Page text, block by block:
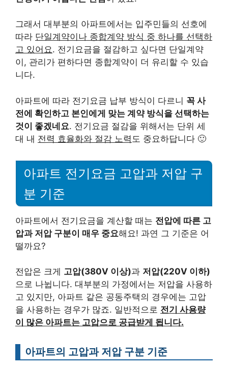
그래서 대부분의 아파트에서는 입주민들의 선호에
따라 단일계약이나 종합계약 방식 중 하나를 선택하
고 있어요. 전기요금을 절감하고 싶다면 단일계약
이, 관리가 편하다면 종합계약이 더 유리할 수 있습
니다.
아파트에 따라 전기요금 납부 방식이 다르니 꼭 사
전에 확인하고 본인에게 맞는 계약 방식을 선택하는
것이 좋겠네요. 전기요금 절감을 위해서는 단위 세
대 내 전력 효율화와 절감 노력 도 중요하답니다 🙂
아파트 전기요금 고압과 저압 구
분 기준
아파트에서 전기요금을 계산할 때는 전압에 따른 고
압과 저압 구분이 매우 중요해요! 과연 그 기준은 어
떨까요?
전압은 크게 고압(380V 이상)과 저압(220V 이하)
으로 나뉩니다. 대부분의 가정에서는 저압을 사용하
고 있지만, 아파트 같은 공동주택의 경우에는 고압
을 사용하는 경우가 많죠. 일반적으로 전기 사용량
이 많은 아파트는 고압으로 공급받게 됩니다.
아파트의 고압과 저압 구분 기준